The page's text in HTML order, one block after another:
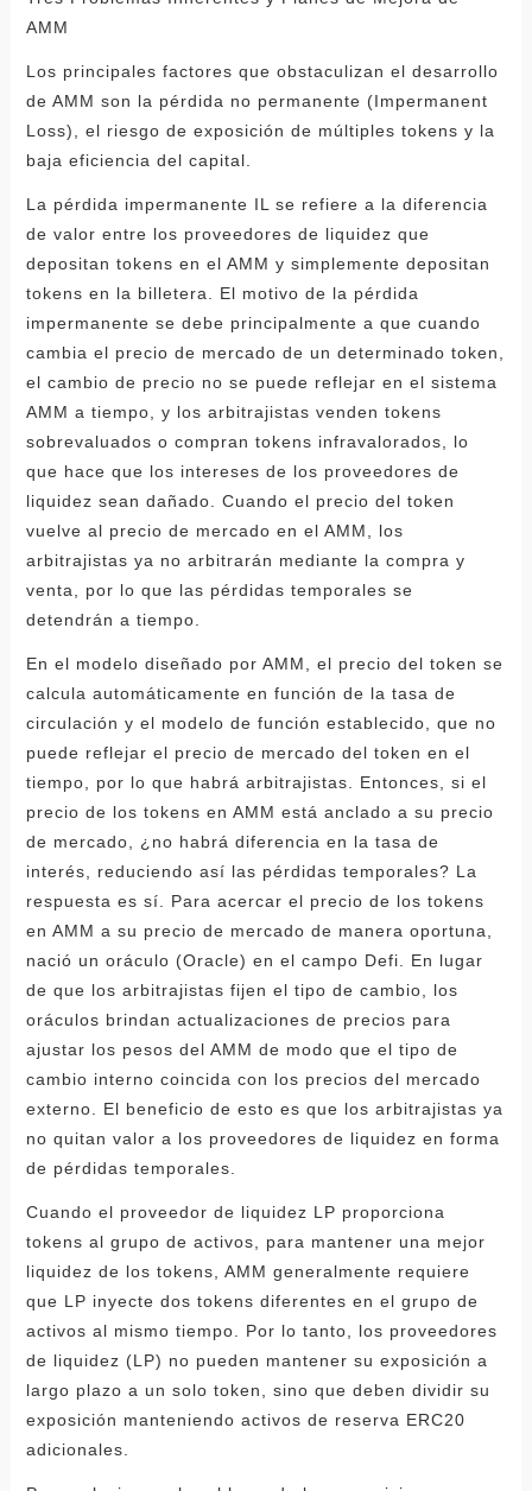
AMM
Los principales factores que obstaculizan el desarrollo
de AMM son la pérdida no permanente (Impermanent
Loss), el riesgo de exposición de múltiples tokens y la
baja eficiencia del capital.
La pérdida impermanente IL se refiere a la diferencia
de valor entre los proveedores de liquidez que
depositan tokens en el AMM y simplemente depositan
tokens en la billetera. El motivo de la pérdida
impermanente se debe principalmente a que cuando
cambia el precio de mercado de un determinado token,
el cambio de precio no se puede reflejar en el sistema
AMM a tiempo, y los arbitrajistas venden tokens
sobrevaluados o compran tokens infravalorados, lo
que hace que los intereses de los proveedores de
liquidez sean dañado. Cuando el precio del token
vuelve al precio de mercado en el AMM, los
arbitrajistas ya no arbitrarán mediante la compra y
venta, por lo que las pérdidas temporales se
detendrán a tiempo.
En el modelo diseñado por AMM, el precio del token se
calcula automáticamente en función de la tasa de
circulación y el modelo de función establecido, que no
puede reflejar el precio de mercado del token en el
tiempo, por lo que habrá arbitrajistas. Entonces, si el
precio de los tokens en AMM está anclado a su precio
de mercado, ¿no habrá diferencia en la tasa de
interés, reduciendo así las pérdidas temporales? La
respuesta es sí. Para acercar el precio de los tokens
en AMM a su precio de mercado de manera oportuna,
nació un oráculo (Oracle) en el campo Defi. En lugar
de que los arbitrajistas fijen el tipo de cambio, los
oráculos brindan actualizaciones de precios para
ajustar los pesos del AMM de modo que el tipo de
cambio interno coincida con los precios del mercado
externo. El beneficio de esto es que los arbitrajistas ya
no quitan valor a los proveedores de liquidez en forma
de pérdidas temporales.
Cuando el proveedor de liquidez LP proporciona
tokens al grupo de activos, para mantener una mejor
liquidez de los tokens, AMM generalmente requiere
que LP inyecte dos tokens diferentes en el grupo de
activos al mismo tiempo. Por lo tanto, los proveedores
de liquidez (LP) no pueden mantener su exposición a
largo plazo a un solo token, sino que deben dividir su
exposición manteniendo activos de reserva ERC20
adicionales.